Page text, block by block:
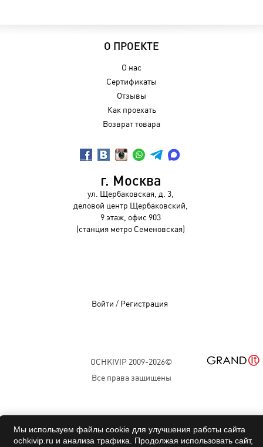
О ПРОЕКТЕ
О нас
Сертификаты
Отзывы
Как проехать
Возврат товара
г. Москва
ул. Щербаковская, д. 3,
деловой центр Щербаковский,
9 этаж, офис 903
(станция метро Семеновская)
Войти / Регистрация
OCHKIVIP 2009-2026©
Все права защищены
Мы используем файлы cookie для улучшения работы сайта
ochkivip.ru и анализа трафика. Продолжая использовать сайт,